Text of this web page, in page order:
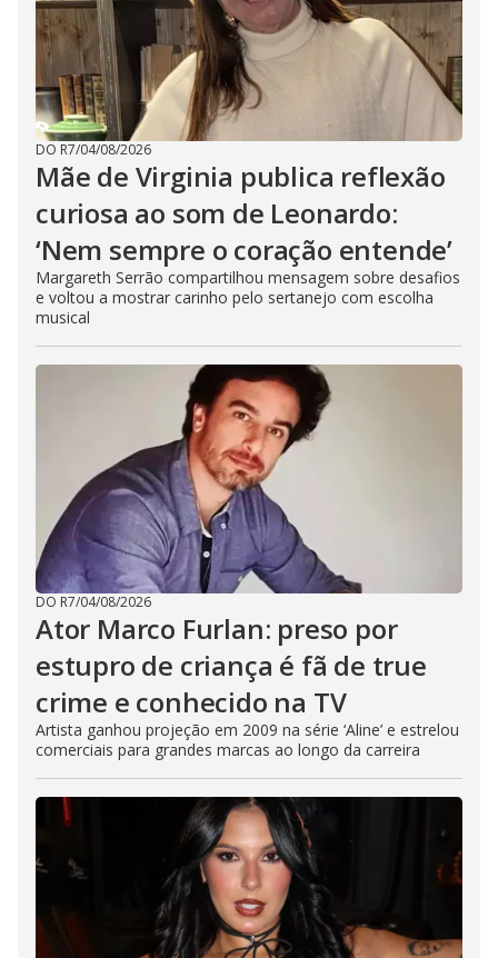
DO R7/04/08/2026
Mãe de Virginia publica reflexão
curiosa ao som de Leonardo:
‘Nem sempre o coração entende’
Margareth Serrão compartilhou mensagem sobre desafios
e voltou a mostrar carinho pelo sertanejo com escolha
musical
DO R7/04/08/2026
Ator Marco Furlan: preso por
estupro de criança é fã de true
crime e conhecido na TV
Artista ganhou projeção em 2009 na série ‘Aline’ e estrelou
comerciais para grandes marcas ao longo da carreira